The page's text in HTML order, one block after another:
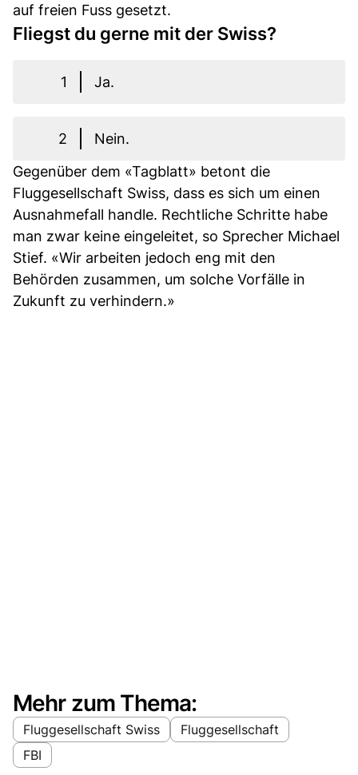
auf freien Fuss gesetzt.
Fliegst du gerne mit der Swiss?
1 Ja.
2
Nein.
Gegenüber dem «Tagblatt» betont die
Fluggesellschaft Swiss, dass es sich um einen
Ausnahmefall handle. Rechtliche Schritte habe
man zwar keine eingeleitet, so Sprecher Michael
Stief. «Wir arbeiten jedoch eng mit den
Behörden zusammen, um solche Vorfälle in
Zukunft zu verhindern.»
Mehr zum Thema:
Fluggesellschaft Swiss
Fluggesellschaft
FBI